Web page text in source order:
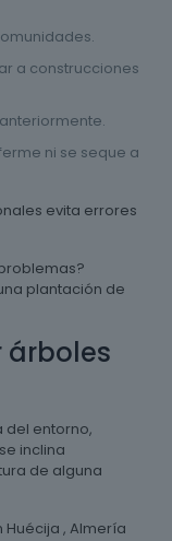
a construcciones
ni se seque a
evita errores
plantación de
árboles
del entorno,
inclina
de alguna
, Almería